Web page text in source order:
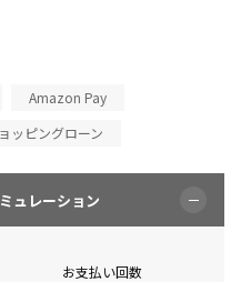
Amazon Pay
ッピングローン
ュレーション
お支払い回数